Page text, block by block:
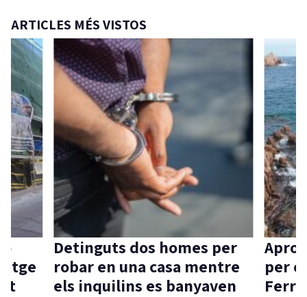
ARTICLES MÉS VISTOS
Detinguts dos homes per
robar en una casa mentre
els inquilins es banyaven
per